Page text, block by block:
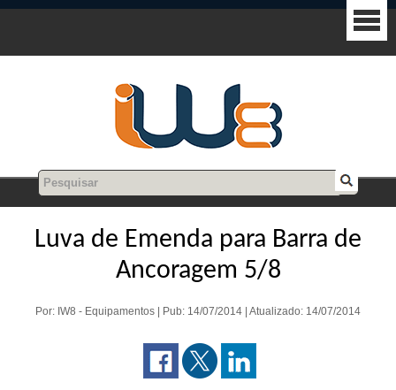
Luva de Emenda para Barra de
Ancoragem 5/8
Por: IW8 - Equipamentos | Pub: 14/07/2014 | Atualizado: 14/07/2014